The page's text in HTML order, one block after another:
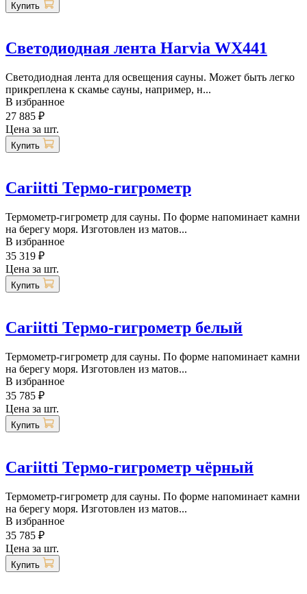
Купить
Светодиодная лента Harvia WX441
Светодиодная лента для освещения сауны. Может быть легко
прикреплена к скамье сауны, например, н...
В избранное
27 885 ₽
Цена за шт.
Купить
Cariitti Термо-гигрометр
Термометр-гигрометр для сауны. По форме напоминает камни
на берегу моря. Изготовлен из матов...
В избранное
35 319 ₽
Цена за шт.
Купить
Cariitti Термо-гигрометр белый
Термометр-гигрометр для сауны. По форме напоминает камни
на берегу моря. Изготовлен из матов...
В избранное
35 785 ₽
Цена за шт.
Купить
Cariitti Термо-гигрометр чёрный
Термометр-гигрометр для сауны. По форме напоминает камни
на берегу моря. Изготовлен из матов...
В избранное
35 785 ₽
Цена за шт.
Купить